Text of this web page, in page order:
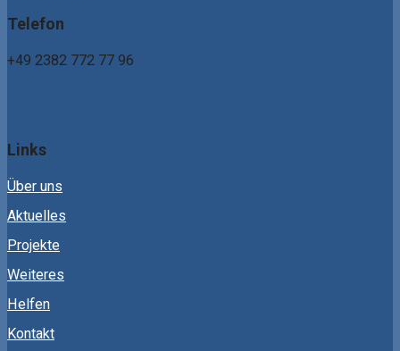
Telefon
+49 2382 772 77 96
Links
Über uns
Aktuelles
Projekte
Weiteres
Helfen
Kontakt